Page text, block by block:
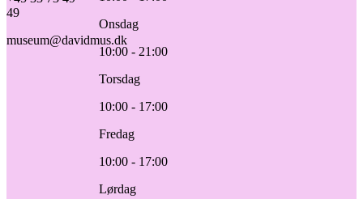
49
museum@davidmus.dk
Onsdag
10:00 - 21:00
Torsdag
10:00 - 17:00
Fredag
10:00 - 17:00
Lørdag